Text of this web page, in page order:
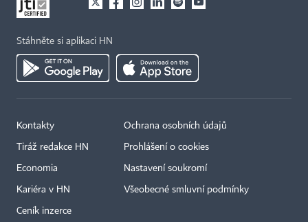
Stáhněte si aplikaci HN
Kontakty
Tiráž redakce HN
Economia
Kariéra v HN
Ceník inzerce
Ochrana osobních údajů
Prohlášení o cookies
Nastavení soukromí
Všeobecné smluvní podmínky